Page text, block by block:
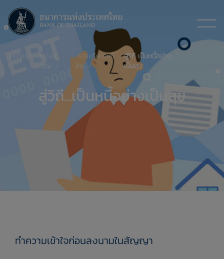
หน้าแรก สตางค์
Story
การบริหารหนี้
สิน
สู่วิถี เป็นหนี้อย่าง
เป็นสุข
สู่วิถี...เป็นหนี้อย่างเป็นสุข
ทำความเข้าใจก่อนลงนามในสัญญา​